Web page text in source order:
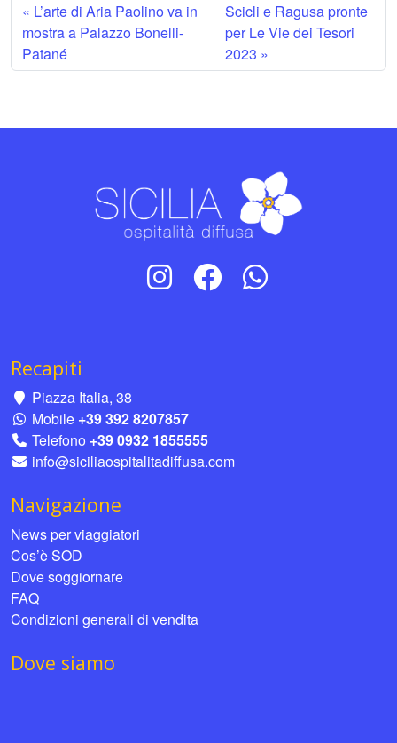
L’arte di Aria Paolino va in
mostra a Palazzo Bonelli-
Patané
Scicli e Ragusa pronte
per Le Vie dei Tesori
2023
Recapiti
Piazza Italia, 38
Mobile +39 392 8207857
Telefono +39 0932 1855555
info@siciliaospitalitadiffusa.com
Navigazione
News per viaggiatori
Cos’è SOD
Dove soggiornare
FAQ
Condizioni generali di vendita
Dove siamo